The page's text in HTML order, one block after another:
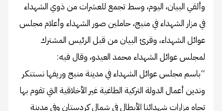
وألقي البيان، اليوم، وسط تجمع للعشرات من ذوي الشهداء
في مزار الشهداء في منبج، حاملين صور الشهداء وأعلام مجلس
عوائل الشهداء، وقرئ البيان من قبل الرئيس المشترك
لمجلس عوائل الشهداء محمد العيدو، وقال فيه:
“باسم مجلس عوائل الشهداء في مدينة منبج وريفها نستنكر
وندين أعمال الدولة التركية الطاغية غير الأخلاقية التي تقوم بها
تجاه مزارات شهدائنا الأبطال في شمال كردستان وفي مدينة